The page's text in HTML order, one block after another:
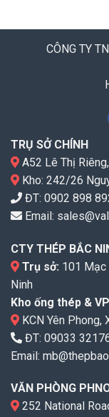
CÔNG TY
TRỤ SỞ CHÍNH
A52 Lê Thị
Kho: 242/26
ĐT: 0902 898
Email:
CTY THÉP BẮC
Trụ sở: 101 Mạc
Ninh
Kho ống thép &
KCN Yên Phong,
ĐT: 09033
Email:
VĂN PHÒNG
252 National